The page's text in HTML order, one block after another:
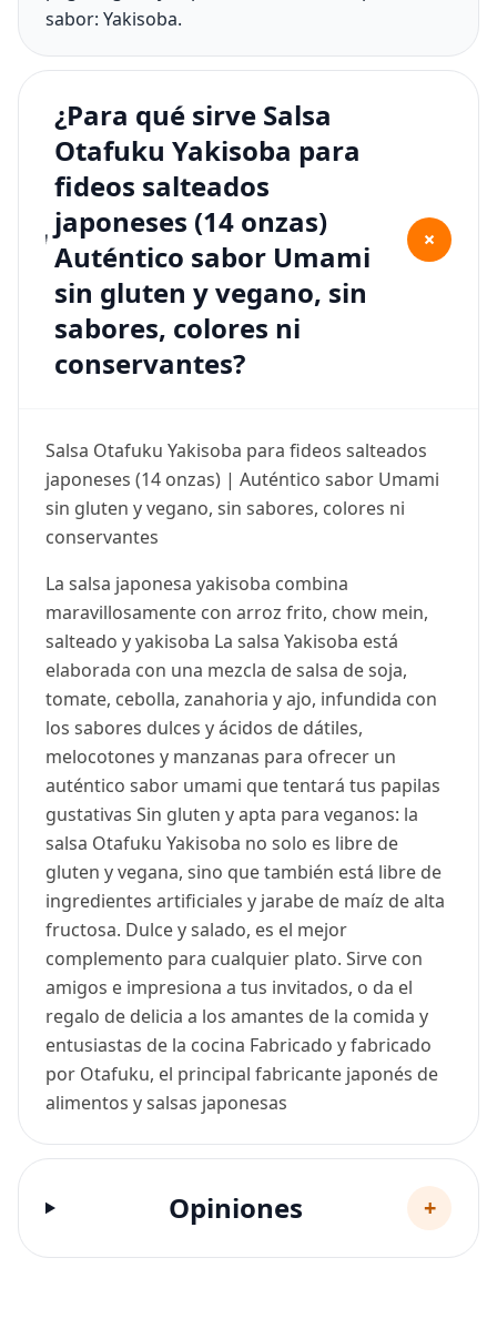
sabor: Yakisoba.
¿Para qué sirve Salsa
Otafuku Yakisoba para
fideos salteados
japoneses (14 onzas)
Auténtico sabor Umami
sin gluten y vegano, sin
sabores, colores ni
conservantes?
+
Salsa Otafuku Yakisoba para fideos salteados
japoneses (14 onzas) | Auténtico sabor Umami
sin gluten y vegano, sin sabores, colores ni
conservantes
La salsa japonesa yakisoba combina
maravillosamente con arroz frito, chow mein,
salteado y yakisoba La salsa Yakisoba está
elaborada con una mezcla de salsa de soja,
tomate, cebolla, zanahoria y ajo, infundida con
los sabores dulces y ácidos de dátiles,
melocotones y manzanas para ofrecer un
auténtico sabor umami que tentará tus papilas
gustativas Sin gluten y apta para veganos: la
salsa Otafuku Yakisoba no solo es libre de
gluten y vegana, sino que también está libre de
ingredientes artificiales y jarabe de maíz de alta
fructosa. Dulce y salado, es el mejor
complemento para cualquier plato. Sirve con
amigos e impresiona a tus invitados, o da el
regalo de delicia a los amantes de la comida y
entusiastas de la cocina Fabricado y fabricado
por Otafuku, el principal fabricante japonés de
alimentos y salsas japonesas
Opiniones +